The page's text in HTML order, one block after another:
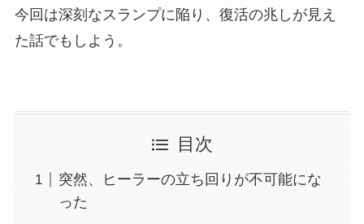
今回は深刻なスランプに陥り、復活の兆しが見え
た話でもしよう。
目次
突然、ヒーラーの立ち回りが不可能にな
った